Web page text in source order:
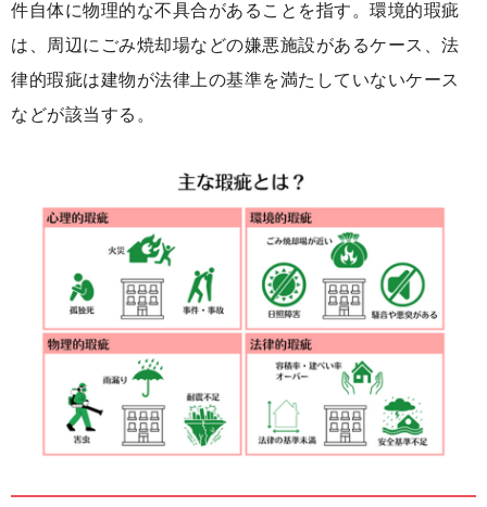
件自体に物理的な不具合があることを指す。環境的瑕疵
は、周辺にごみ焼却場などの嫌悪施設があるケース、法
律的瑕疵は建物が法律上の基準を満たしていないケース
などが該当する。